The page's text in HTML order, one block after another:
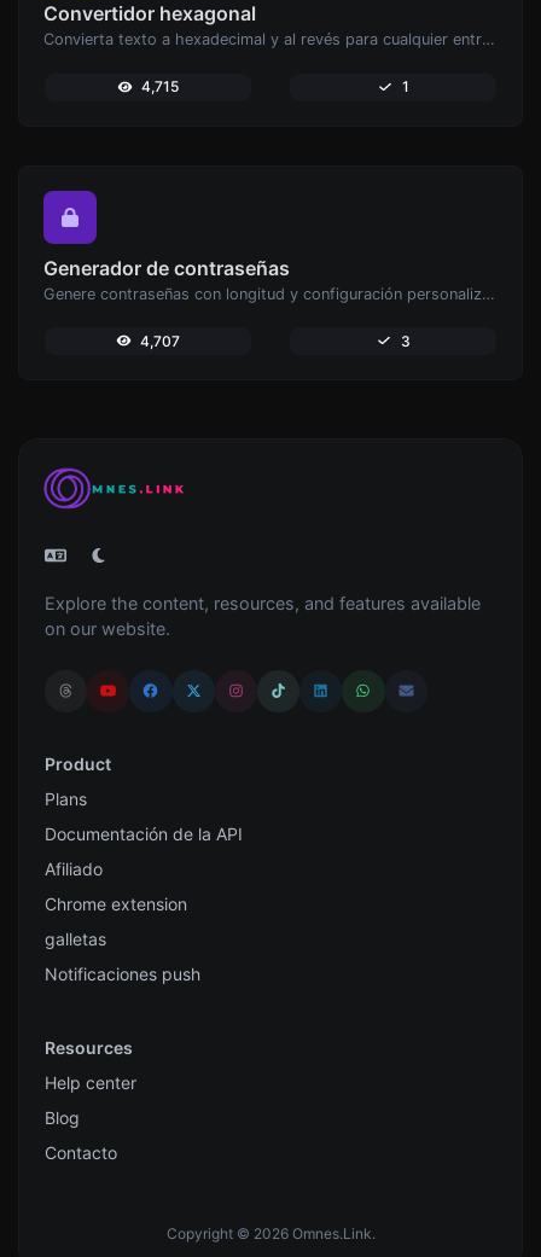
Convertidor hexagonal
Convierta texto a hexadecimal y al revés para cualquier entrada de cadena.
4,715 1
Generador de contraseñas
Genere contraseñas con longitud y configuración personalizadas.
4,707 3
Explore the content, resources, and features available
on our website.
Product
Plans
Documentación de la API
Afiliado
Chrome extension
galletas
Notificaciones push
Resources
Help center
Blog
Contacto
Copyright © 2026 Omnes.Link.